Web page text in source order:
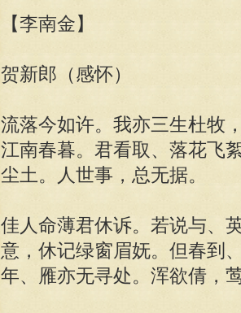
【李南金】
贺新郎（感怀）
流落今如许。我亦三生杜牧
江南春暮。君看取、落花飞
尘土。人世事，总无据。
佳人命薄君休诉。若说与、
意，休记绿窗眉妩。但春到
年、雁亦无寻处。浑欲倩，